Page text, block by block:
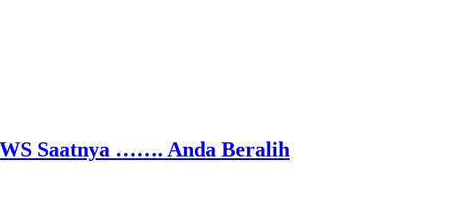
Saatnya ……. Anda Beralih